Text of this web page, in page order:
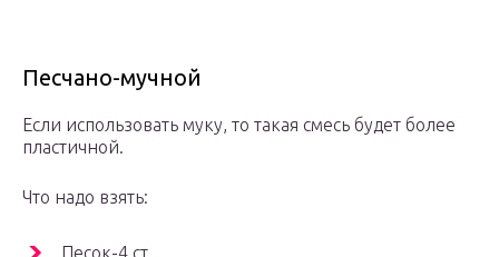
Песчано-мучной
Если использовать муку, то такая смесь будет более
пластичной.
Что надо взять:
Песок-4 ст.